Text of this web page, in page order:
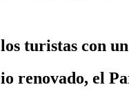
turistas con
renovado, el